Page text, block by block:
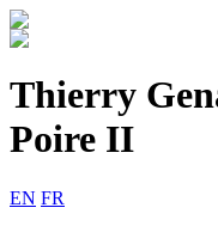
Thierry
Poire II
EN FR